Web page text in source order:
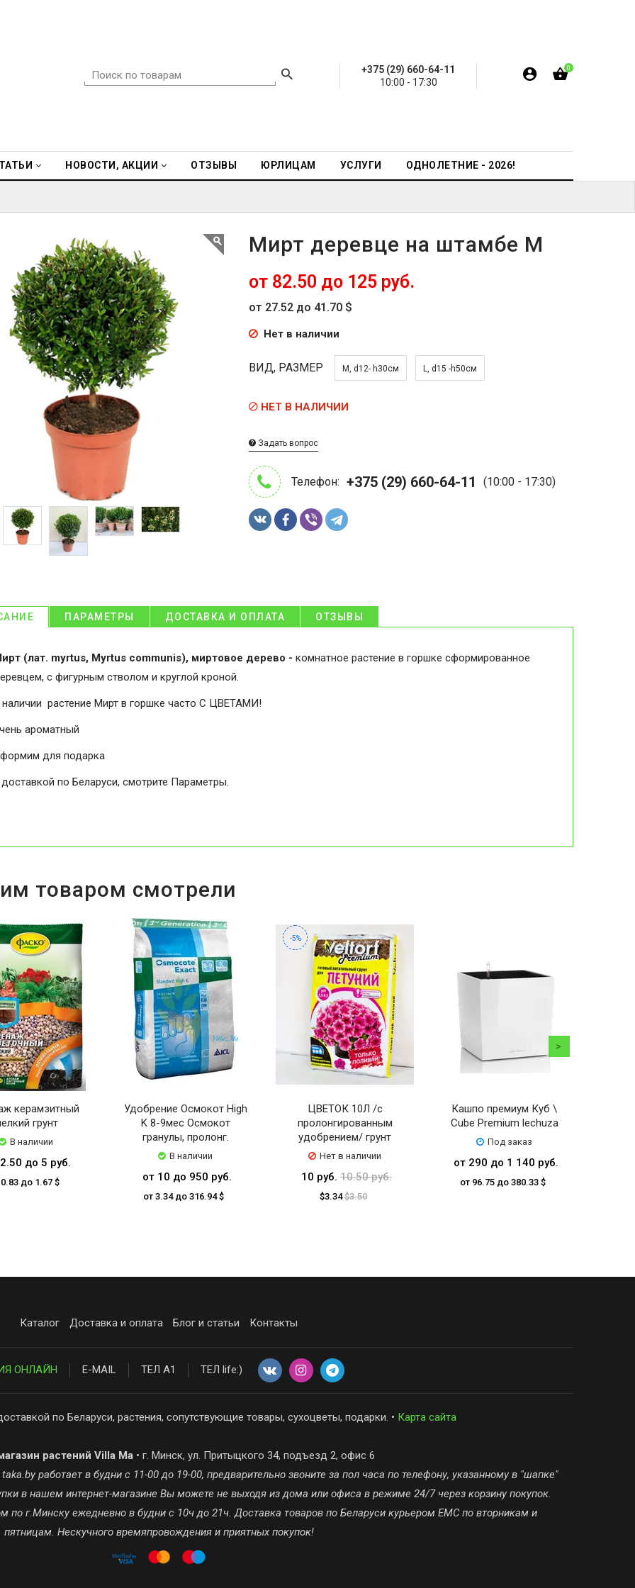
+375 (29) 660-64-11
10:00 - 17:30
0
НОВОСТИ, АКЦИИ ОТЗЫВЫ ЮРЛИЦАМ УСЛУГИ ОДНОЛЕТНИЕ - 2026!
Мирт деревце на штамбе M
от 82.50 до 125 руб.
от 27.52 до 41.70 $
Нет в наличии
ВИД, РАЗМЕР M, d12- h30см L, d15 -h50см
НЕТ В НАЛИЧИИ
Задать вопрос
Телефон: +375 (29) 660-64-11 (10:00 - 17:30)
ПАРАМЕТРЫ ДОСТАВКА И ОПЛАТА ОТЗЫВЫ
(лат. myrtus, Myrtus communis), миртовое дерево - комнатное растение в горшке сформированное
с фигурным стволом и круглой кроной.
растение Мирт в горшке часто С ЦВЕТАМИ!
ароматный
для подарка
по Беларуси, смотрите Параметры.
товаром смотрели
керамзитный
грунт
В наличии
до 5 руб.
0.83 до 1.67 $
Удобрение Осмокот High
K 8-9мес Осмокот
гранулы, пролонг.
В наличии
от 10 до 950 руб.
от 3.34 до 316.94 $
-5%
ЦВЕТОК 10Л /с
пролонгированным
удобрением/ грунт
Нет в наличии
10 руб. 10.50 руб.
$3.34$3.50
Кашпо премиум Куб \
Cube Premium lechuza
Под заказ
от 290 до 1 140 руб.
от 96.75 до 380.33 $
Каталог Доставка и оплата Блог и статьи Контакты
ОНЛАЙН E-MAIL ТЕЛ А1 ТЕЛ life:)
по Беларуси, растения, сопутствующие товары, сухоцветы, подарки. • Карта сайта
растений Villa Ma • г. Минск, ул. Притыцкого 34, подъезд 2, офис 6
работает в будни с 11-00 до 19-00, предварительно звоните за пол часа по телефону, указанному в "шапке"
в нашем интернет-магазине Вы можете не выходя из дома или офиса в режиме 24/7 через корзину покупок.
по г.Минску ежедневно в будни с 10ч до 21ч. Доставка товаров по Беларуси курьером ЕМС по вторникам и
пятницам. Нескучного времяпровождения и приятных покупок!